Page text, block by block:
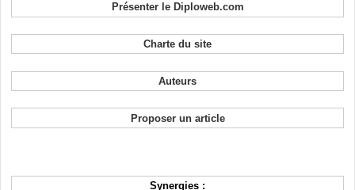
Présenter le Diploweb.com
Charte du site
Auteurs
Proposer un article
Synergies :